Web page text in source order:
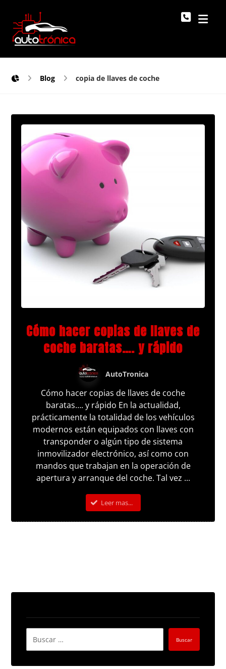
Blog copia de llaves de coche
Cómo hacer copias de llaves de
coche baratas…. y rápido
AutoTronica
Cómo hacer copias de llaves de coche
baratas…. y rápido En la actualidad,
prácticamente la totalidad de los vehículos
modernos están equipados con llaves con
transponder o algún tipo de sistema
inmovilizador electrónico, así como con
mandos que trabajan en la operación de
apertura y arranque del coche. Tal vez ...
Leer mas...
Buscar